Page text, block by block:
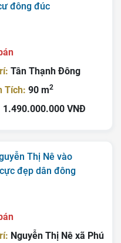
đông đúc
Tân Thạnh Đông
Tích:90 m2
1.490.000.000 VNĐ
Thị Nê vào
đẹp dân đông
Nguyễn Thị Nê xã Phú